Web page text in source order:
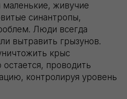
маленькие, живучие
синантропы,
Люди всегда
вытравить грызунов.
крыс
проводить
контролируя уровень